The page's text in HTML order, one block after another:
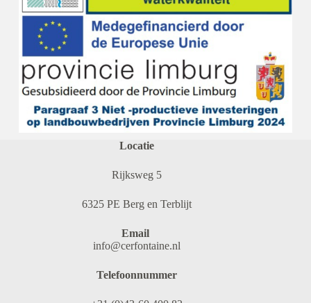
Locatie
Rijksweg 5
6325 PE Berg en Terblijt
Email
info@cerfontaine.nl
Telefoonnummer